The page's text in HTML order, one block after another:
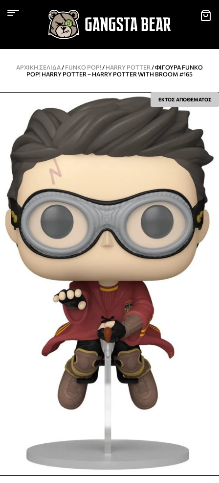
ΑΡΧΙΚΉ ΣΕΛΊΔΑ/ FUNKO POP! / HARRY POTTER / ΦΙΓΟΎΡΑ FUNKO
POP! HARRY POTTER – HARRY POTTER WITH BROOM #165
ΕΚΤΟΣ ΑΠΟΘΕΜΑΤΟΣ